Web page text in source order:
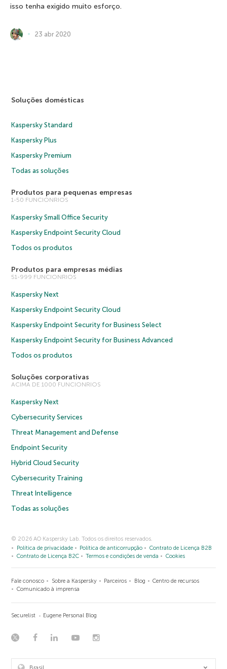
isso tenha exigido muito esforço.
23 abr 2020
Soluções domésticas
Kaspersky Standard
Kaspersky Plus
Kaspersky Premium
Todas as soluções
Produtos para pequenas empresas
1-50 FUNCIONRIOS
Kaspersky Small Office Security
Kaspersky Endpoint Security Cloud
Todos os produtos
Produtos para empresas médias
51-999 FUNCIONRIOS
Kaspersky Next
Kaspersky Endpoint Security Cloud
Kaspersky Endpoint Security for Business Select
Kaspersky Endpoint Security for Business Advanced
Todos os produtos
Soluções corporativas
ACIMA DE 1000 FUNCIONRIOS
Kaspersky Next
Cybersecurity Services
Threat Management and Defense
Endpoint Security
Hybrid Cloud Security
Cybersecurity Training
Threat Intelligence
Todas as soluções
© 2026 AO Kaspersky Lab. Todos os direitos reservados.
Política de privacidade
Política de anticorrupção
Contrato de Licença B2B
Contrato de Licença B2C
Termos e condições de venda Cookies
Fale conosco Sobre a Kaspersky Parceiros Blog
Centro de recursos
Comunicado à imprensa
Securelist Eugene Personal Blog
Brasil